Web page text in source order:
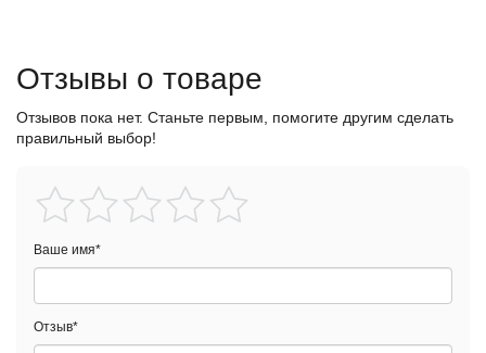
Отзывы о товаре
Отзывов пока нет. Станьте первым, помогите другим сделать
правильный выбор!
Ваше имя*
Отзыв*